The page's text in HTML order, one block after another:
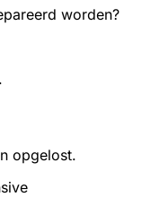
worden?
opgelost.